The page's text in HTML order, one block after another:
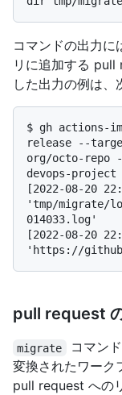
コマンドの出力に
リに追加する pull
した出力の例は、
$ gh actions-
release --
org/octo-repo
devops-project
[2022-08-20
'tmp/migrate/
014033.log'
[2022-08-20
pull request
migrate
コマン
変換されたワーク
pull request への